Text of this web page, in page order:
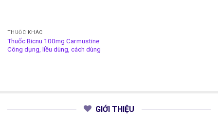
THUỐC KHÁC
Thuốc Bicnu 100mg Carmustine:
Công dụng, liều dùng, cách dùng
GIỚI THIỆU